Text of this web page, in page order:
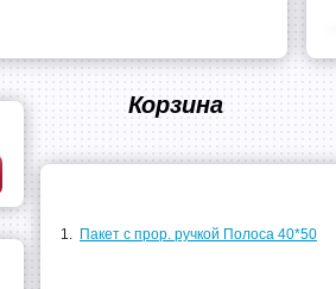
Корзина
1. Пакет с прор. ручкой Полоса 40*50